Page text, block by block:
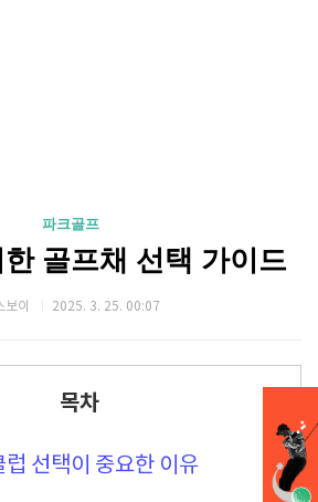
파크골프
골프채 선택 가이드
보이 2025. 3. 25. 00:07
목차
럽 선택이 중요한 이유